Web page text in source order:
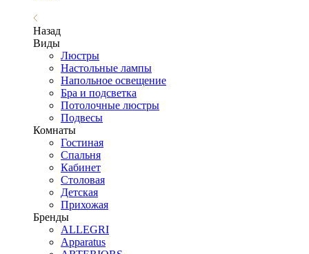
Назад
Виды
Люстры
Настольные лампы
Напольное освещение
Бра и подсветка
Потолочные люстры
Подвесы
Комнаты
Гостиная
Спальня
Кабинет
Столовая
Детская
Прихожая
Бренды
ALLEGRI
Apparatus